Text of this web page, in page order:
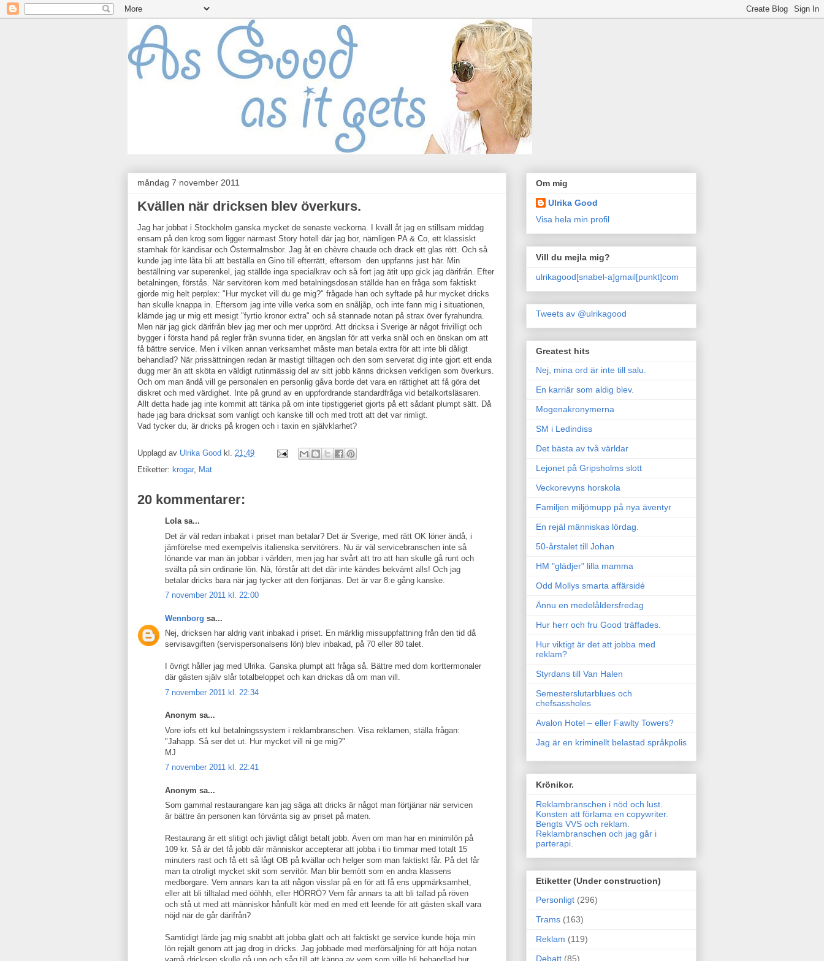
måndag 7 november 2011
Kvällen när dricksen blev överkurs.
Jag har jobbat i Stockholm ganska mycket de senaste veckorna. I kväll åt jag en stillsam middag
ensam på den krog som ligger närmast Story hotell där jag bor, nämligen PA & Co, ett klassiskt
stamhak för kändisar och Östermalmsbor. Jag åt en chèvre chaude och drack ett glas rött. Och så
kunde jag inte låta bli att beställa en Gino till efterrätt, eftersom den uppfanns just här. Min
beställning var superenkel, jag ställde inga specialkrav och så fort jag ätit upp gick jag därifrån. Efter
betalningen, förstås. När servitören kom med betalningsdosan ställde han en fråga som faktiskt
gjorde mig helt perplex: "Hur mycket vill du ge mig?" frågade han och syftade på hur mycket dricks
han skulle knappa in. Eftersom jag inte ville verka som en snåljåp, och inte fann mig i situationen,
klämde jag ur mig ett mesigt "fyrtio kronor extra" och så stannade notan på strax över fyrahundra.
Men när jag gick därifrån blev jag mer och mer upprörd. Att dricksa i Sverige är något frivilligt och
bygger i första hand på regler från svunna tider, en ängslan för att verka snål och en önskan om att
få bättre service. Men i vilken annan verksamhet måste man betala extra för att inte bli dåligt
behandlad? När prissättningen redan är mastigt tilltagen och den som serverat dig inte gjort ett enda
dugg mer än att sköta en väldigt rutinmässig del av sitt jobb känns dricksen verkligen som överkurs.
Och om man ändå vill ge personalen en personlig gåva borde det vara en rättighet att få göra det
diskret och med värdighet. Inte på grund av en uppfordrande standardfråga vid betalkortsläsaren.
Allt detta hade jag inte kommit att tänka på om inte tipstiggeriet gjorts på ett sådant plumpt sätt. Då
hade jag bara dricksat som vanligt och kanske till och med trott att det var rimligt.
Vad tycker du, är dricks på krogen och i taxin en självklarhet?
Upplagd av Ulrika Good kl. 21:49
Etiketter: krogar, Mat
20 kommentarer:
Lola sa...
Det är väl redan inbakat i priset man betalar? Det är Sverige, med rätt OK löner ändå, i
jämförelse med exempelvis italienska servitörers. Nu är väl servicebranschen inte så
lönande var man än jobbar i världen, men jag har svårt att tro att han skulle gå runt och
svälta på sin ordinarie lön. Nä, förstår att det där inte kändes bekvämt alls! Och jag
betalar dricks bara när jag tycker att den förtjänas. Det är var 8:e gång kanske.
7 november 2011 kl. 22:00
Wennborg sa...
Nej, dricksen har aldrig varit inbakad i priset. En märklig missuppfattning från den tid då
servisavgiften (servispersonalsens lön) blev inbakad, på 70 eller 80 talet.
I övrigt håller jag med Ulrika. Ganska plumpt att fråga så. Bättre med dom korttermonaler
där gästen själv slår totalbeloppet och kan drickas då om man vill.
7 november 2011 kl. 22:34
Anonym sa...
Vore iofs ett kul betalningssystem i reklambranschen. Visa reklamen, ställa frågan:
"Jahapp. Så ser det ut. Hur mycket vill ni ge mig?"
MJ
7 november 2011 kl. 22:41
Anonym sa...
Som gammal restaurangare kan jag säga att dricks är något man förtjänar när servicen
är bättre än personen kan förvänta sig av priset på maten.
Restaurang är ett slitigt och jävligt dåligt betalt jobb. Även om man har en minimilön på
109 kr. Så är det få jobb där människor accepterar att jobba i tio timmar med totalt 15
minuters rast och få ett så lågt OB på kvällar och helger som man faktiskt får. På det får
man ta otroligt mycket skit som servitör. Man blir bemött som en andra klassens
medborgare. Vem annars kan ta att någon visslar på en för att få ens uppmärksamhet,
eller att bli tilltalad med ööhhh, eller HÖRRÖ? Vem får annars ta att bli tallad på röven
och stå ut med att människor hånfullt kör med en med ett leende för att gästen skall vara
nöjd när de går därifrån?
Samtidigt lärde jag mig snabbt att jobba glatt och att faktiskt ge service kunde höja min
lön rejält genom att jag drog in dricks. Jag jobbade med merförsäljning för att höja notan
Om mig
Ulrika Good
Visa hela min profil
Vill du mejla mig?
ulrikagood[snabel-a]gmail[punkt]com
Tweets av @ulrikagood
Greatest hits
Nej, mina ord är inte till salu.
En karriär som aldig blev.
Mogenakronymerna
SM i Ledindiss
Det bästa av två världar
Lejonet på Gripsholms slott
Veckorevyns horskola
Familjen miljömupp på nya äventyr
En rejäl människas lördag.
50-årstalet till Johan
HM "glädjer" lilla mamma
Odd Mollys smarta affärsidé
Ännu en medelåldersfredag
Hur herr och fru Good träffades.
Hur viktigt är det att jobba med
reklam?
Styrdans till Van Halen
Semesterslutarblues och
chefsassholes
Avalon Hotel – eller Fawlty Towers?
Jag är en kriminellt belastad språkpolis
Krönikor.
Reklambranschen i nöd och lust.
Konsten att förlama en copywriter.
Bengts VVS och reklam.
Reklambranschen och jag går i
parterapi.
Etiketter (Under construction)
Personligt (296)
Trams (163)
Reklam (119)
Debatt (85)